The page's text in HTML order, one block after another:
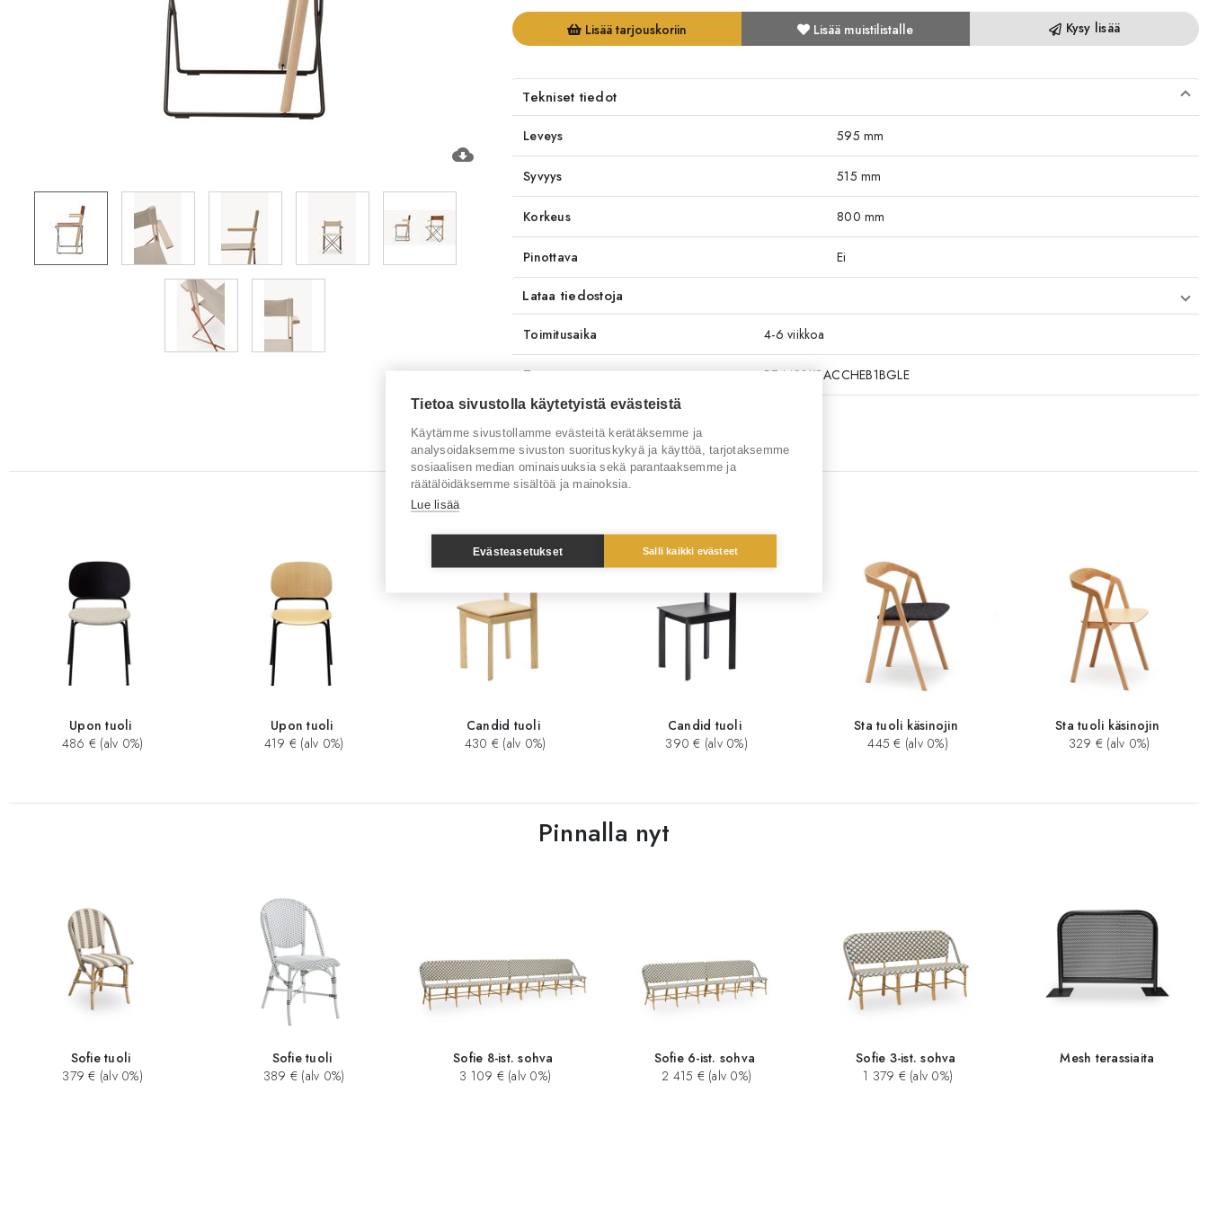
cloud_download
Lisää tarjouskoriin Lisää muistilistalle Kysy lisää
Tekniset tiedot
Leveys 595 mm
Syvyys 515 mm
Korkeus 800 mm
Pinottava Ei
Lataa tiedostoja
Toimitusaika 4-6 viikkoa
Tuotenumero RT4423KBACCHEB1BGLE
Tuotemerkki
Sinua saattaisi kiinnostaa myös
Upon tuoli
486 € (alv 0%)
Upon tuoli
419 € (alv 0%)
Candid tuoli
430 € (alv 0%)
Candid tuoli
390 € (alv 0%)
Sta tuoli käsinojin
445 € (alv 0%)
Sta tuoli käsinojin
329 € (alv 0%)
Pinnalla nyt
Sofie tuoli
379 € (alv 0%)
Sofie tuoli
389 € (alv 0%)
Sofie 8-ist. sohva
3 109 € (alv 0%)
Sofie 6-ist. sohva
2 415 € (alv 0%)
Sofie 3-ist. sohva
1 379 € (alv 0%)
Mesh terassiaita
Tietoa sivustolla käytetyistä evästeistä
Käytämme sivustollamme evästeitä kerätäksemme ja
analysoidaksemme sivuston suorituskykyä ja käyttöä, tarjotaksemme
sosiaalisen median ominaisuuksia sekä parantaaksemme ja
räätälöidäksemme sisältöä ja mainoksia.
Lue lisää
Evästeasetukset Salli kaikki evästeet